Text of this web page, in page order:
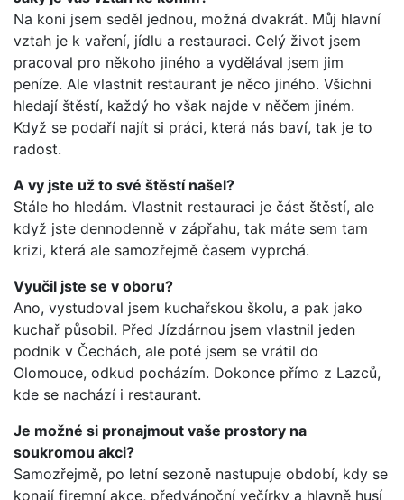
Na koni jsem seděl jednou, možná dvakrát. Můj hlavní
vztah je k vaření, jídlu a restauraci. Celý život jsem
pracoval pro někoho jiného a vydělával jsem jim
peníze. Ale vlastnit restaurant je něco jiného. Všichni
hledají štěstí, každý ho však najde v něčem jiném.
Když se podaří najít si práci, která nás baví, tak je to
radost.
A vy jste už to své štěstí našel?
Stále ho hledám. Vlastnit restauraci je část štěstí, ale
když jste dennodenně v zápřahu, tak máte sem tam
krizi, která ale samozřejmě časem vyprchá.
Vyučil jste se v oboru?
Ano, vystudoval jsem kuchařskou školu, a pak jako
kuchař působil. Před Jízdárnou jsem vlastnil jeden
podnik v Čechách, ale poté jsem se vrátil do
Olomouce, odkud pocházím. Dokonce přímo z Lazců,
kde se nachází i restaurant.
Je možné si pronajmout vaše prostory na
soukromou akci?
Samozřejmě, po letní sezoně nastupuje období, kdy se
konají firemní akce, předvánoční večírky a hlavně husí